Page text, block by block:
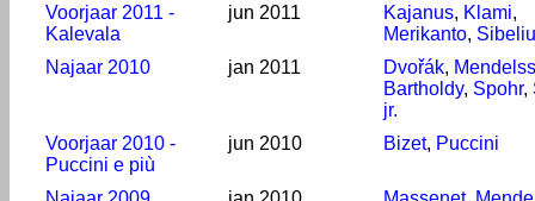
Voorjaar 2011 -
Kalevala
jun 2011 Kajanus, Klami,
Merikanto,
Najaar 2010
jan 2011 Dvořák,
Bartholdy, Spohr,
jr.
Voorjaar 2010 -
Puccini e più
jun 2010 Bizet, Puccini